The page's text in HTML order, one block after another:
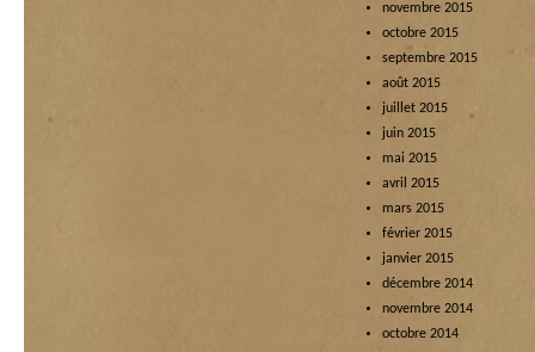
novembre 2015
octobre 2015
septembre 2015
août 2015
juillet 2015
juin 2015
mai 2015
avril 2015
mars 2015
février 2015
janvier 2015
décembre 2014
novembre 2014
octobre 2014